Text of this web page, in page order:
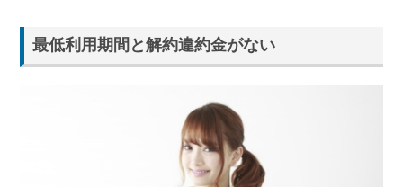
最低利用期間と解約違約金がない